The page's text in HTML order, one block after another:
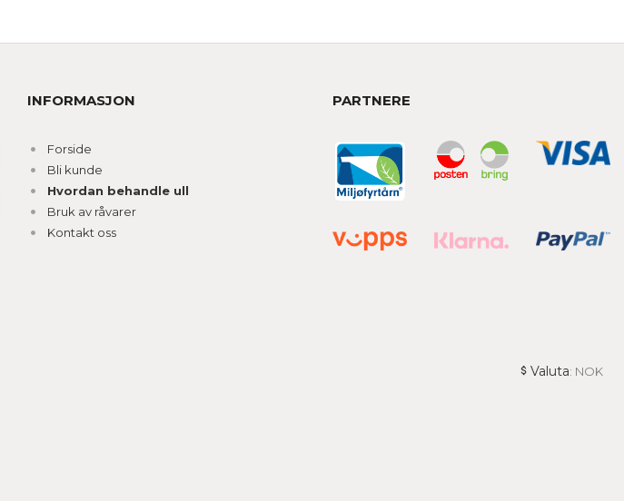
INFORMASJON
Forside
Bli kunde
Hvordan behandle ull
Bruk av råvarer
Kontakt oss
PARTNERE
Valuta: NOK